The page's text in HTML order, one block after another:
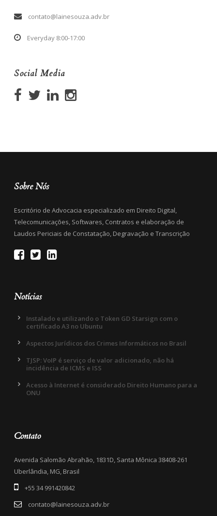
contato@lainesouza.adv.br
Everyday 8:00-17:00
Social Media
Sobre Nós
Escritório de Advocacia especializado em Direito Digital,
Telecomunicações, Softwares, Contratos e elaboração de
Laudos Periciais de Constatação, Degravação e Transcrição
Notícias
Instalado e utilizando o Token GD Starsign com o
certificado A3 no Ubuntu
Aspectos Jurídicos dos Crimes Informáticos no Brasil
TJSP: VoIP é serviço de valor adicionado, não há
incidência de ICMS e ISS
Acesso à Internet é considerado Direito Humano para a
ONU
Contato
Avenida Salomão Abrahão, 1831D, Santa Mônica 38408-261
Uberlândia, MG, Brasil
+55 34 991420842
contato@lainesouza.adv.br